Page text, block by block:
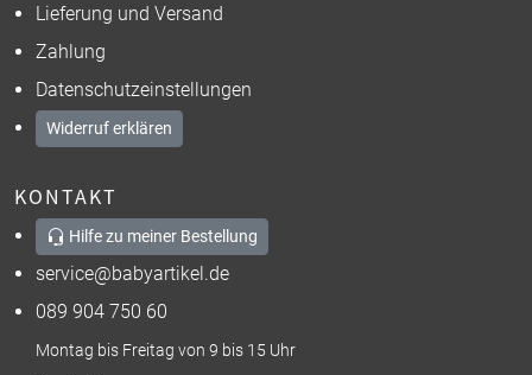
Lieferung und Versand
Zahlung
Datenschutzeinstellungen
Widerruf erklären
KONTAKT
Hilfe zu meiner Bestellung
service@babyartikel.de
089 904 750 60
Montag bis Freitag von 9 bis 15 Uhr